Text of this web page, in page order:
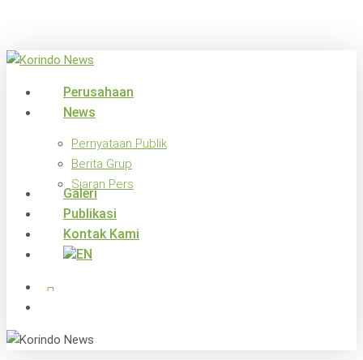
main
search
Menu
Perusahaan
News
Pernyataan Publik
Berita Grup
Siaran Pers
Galeri
Publikasi
Kontak Kami
x-
twitter
facebook